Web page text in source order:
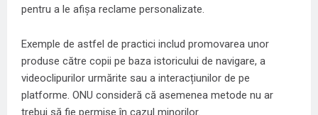
pentru a le afișa reclame personalizate.
Exemple de astfel de practici includ promovarea unor
produse către copii pe baza istoricului de navigare, a
videoclipurilor urmărite sau a interacțiunilor de pe
platforme. ONU consideră că asemenea metode nu ar
trebui să fie permise în cazul minorilor.